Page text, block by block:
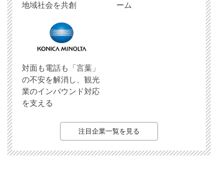
地域社会を共創
ーム
対面も電話も「言葉」
の不安を解消し、観光
業のインバウンド対応
を支える
注目企業一覧を見る